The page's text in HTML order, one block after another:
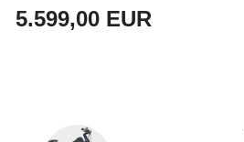
5.599,00 EUR